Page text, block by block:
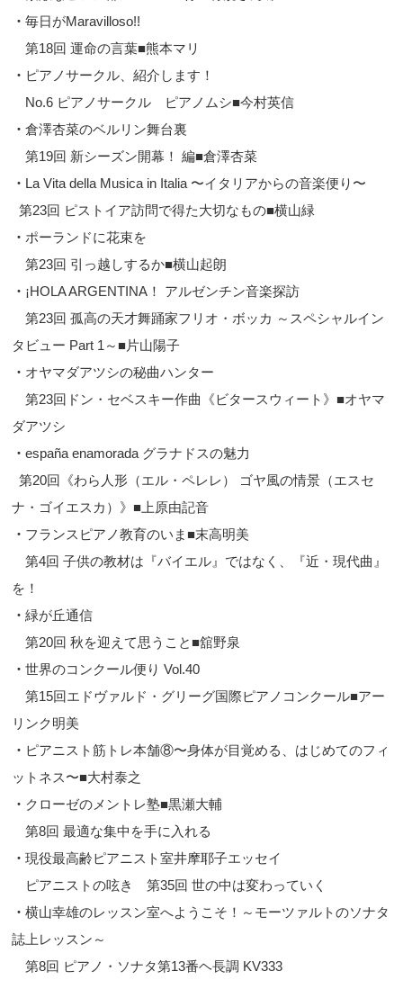
・毎日がMaravilloso!!
第18回 運命の言葉■熊本マリ
・ ピアノサークル、紹介します！
No.6 ピアノサークル ピアノムシ■今村英信
・倉澤杏菜のベルリン舞台裏
第19回 新シーズン開幕！ 編■倉澤杏菜
・ La Vita della Musica in Italia 〜イタリアからの音楽便り〜
第23回 ピストイア訪問で得た大切なもの■横山緑
・ ポーランドに花束を
第23回 引っ越しするか■横山起朗
・ ¡HOLA ARGENTINA！ アルゼンチン音楽探訪
第23回 孤高の天才舞踊家フリオ・ボッカ ～スペシャルイン
タビュー Part 1～■片山陽子
・ オヤマダアツシの秘曲ハンター
第23回ドン・セベスキー作曲《ビタースウィート》■オヤマ
ダアツシ
・españa enamorada グラナドスの魅力
第20回《わら人形（エル・ペレレ） ゴヤ風の情景（エスセ
ナ・ゴイエスカ）》■上原由記音
・ フランスピアノ教育のいま■末高明美
第4回 子供の教材は『バイエル』ではなく、『近・現代曲』
を！
・緑が丘通信
第20回 秋を迎えて思うこと■舘野泉
・世界のコンクール便り Vol.40
第15回エドヴァルド・グリーグ国際ピアノコンクール■アー
リンク明美
・ ピアニスト筋トレ本舗⑧〜身体が目覚める、はじめてのフィ
ットネス〜■大村泰之
・ クローゼのメントレ塾■黒瀬大輔
第8回 最適な集中を手に入れる
・現役最高齢ピアニスト室井摩耶子エッセイ
ピアニストの呟き 第35回 世の中は変わっていく
・横山幸雄のレッスン室へようこそ！～モーツァルトのソナタ
誌上レッスン～
第8回 ピアノ・ソナタ第13番ヘ長調 KV333